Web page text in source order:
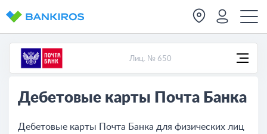
Лиц. № 650
Дебетовые карты Почта Банка
Дебетовые карты Почта Банка для физических лиц